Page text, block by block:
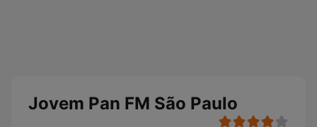
Jovem Pan FM São Paulo